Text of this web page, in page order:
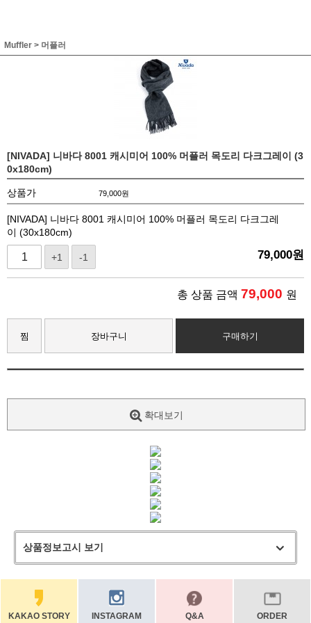
Muffler > 머플러
[NIVADA] 니바다 8001 캐시미어 100% 머플러 목도리 다크그레이 (3
0x180cm)
상품가 79,000원
[NIVADA] 니바다 8001 캐시미어 100% 머플러 목도리 다크그레
이 (30x180cm)
+1 -1 79,000원
총 상품 금액 79,000 원
찜 장바구니 구매하기
확대보기
상품정보고시 보기
KAKAO STORY INSTAGRAM Q&A ORDER